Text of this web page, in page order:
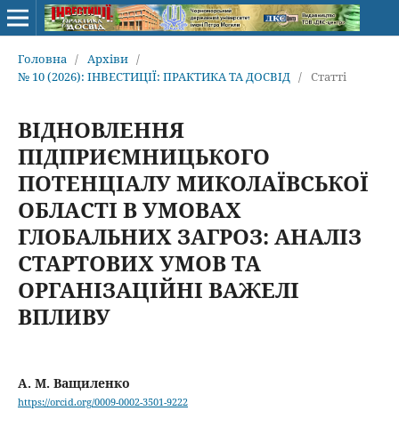
Головна / Архіви /
№ 10 (2026): ІНВЕСТИЦІЇ: ПРАКТИКА ТА ДОСВІД / Статті
ВІДНОВЛЕННЯ
ПІДПРИЄМНИЦЬКОГО
ПОТЕНЦІАЛУ МИКОЛАЇВСЬКОЇ
ОБЛАСТІ В УМОВАХ
ГЛОБАЛЬНИХ ЗАГРОЗ: АНАЛІЗ
СТАРТОВИХ УМОВ ТА
ОРГАНІЗАЦІЙНІ ВАЖЕЛІ
ВПЛИВУ
А. М. Ващиленко
https://orcid.org/0009-0002-3501-9222